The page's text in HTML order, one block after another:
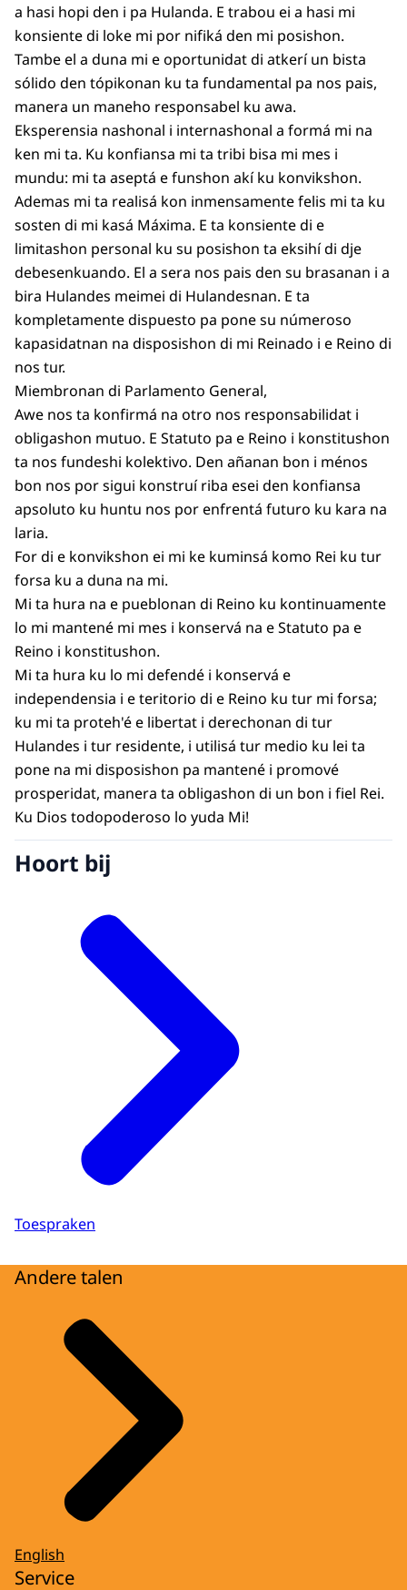
a hasi hopi den i pa Hulanda. E trabou ei a hasi mi
konsiente di loke mi por nifiká den mi posishon.
Tambe el a duna mi e oportunidat di atkerí un bista
sólido den tópikonan ku ta fundamental pa nos pais,
manera un maneho responsabel ku awa.
Eksperensia nashonal i internashonal a formá mi na
ken mi ta. Ku konfiansa mi ta tribi bisa mi mes i
mundu: mi ta aseptá e funshon akí ku konvikshon.
Ademas mi ta realisá kon inmensamente felis mi ta ku
sosten di mi kasá Máxima. E ta konsiente di e
limitashon personal ku su posishon ta eksihí di dje
debesenkuando. El a sera nos pais den su brasanan i a
bira Hulandes meimei di Hulandesnan. E ta
kompletamente dispuesto pa pone su númeroso
kapasidatnan na disposishon di mi Reinado i e Reino di
nos tur.
Miembronan di Parlamento General,
Awe nos ta konfirmá na otro nos responsabilidat i
obligashon mutuo. E Statuto pa e Reino i konstitushon
ta nos fundeshi kolektivo. Den añanan bon i ménos
bon nos por sigui konstruí riba esei den konfiansa
apsoluto ku huntu nos por enfrentá futuro ku kara na
laria.
For di e konvikshon ei mi ke kuminsá komo Rei ku tur
forsa ku a duna na mi.
Mi ta hura na e pueblonan di Reino ku kontinuamente
lo mi mantené mi mes i konservá na e Statuto pa e
Reino i konstitushon.
Mi ta hura ku lo mi defendé i konservá e
independensia i e teritorio di e Reino ku tur mi forsa;
ku mi ta proteh'é e libertat i derechonan di tur
Hulandes i tur residente, i utilisá tur medio ku lei ta
pone na mi disposishon pa mantené i promové
prosperidat, manera ta obligashon di un bon i fiel Rei.
Ku Dios todopoderoso lo yuda Mi!
Hoort bij
Toespraken
Andere talen
English
Service